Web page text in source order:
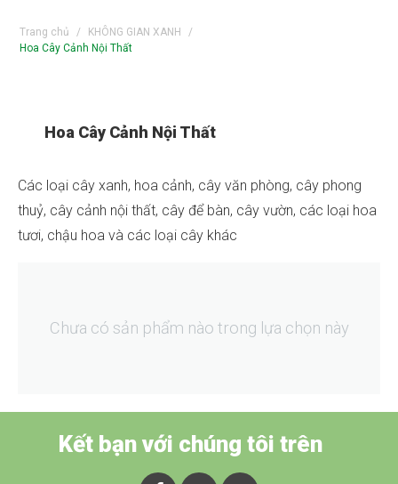
Trang chủ / KHÔNG GIAN XANH
/
Hoa Cây Cảnh Nội Thất
Hoa Cây Cảnh Nội Thất
Các loại cây xanh, hoa cảnh, cây văn phòng, cây phong
thuỷ, cây cảnh nội thất, cây để bàn, cây vườn, các loại hoa
tươi, chậu hoa và các loại cây khác
Chưa có sản phẩm nào trong lựa chọn này
Kết bạn với chúng tôi trên